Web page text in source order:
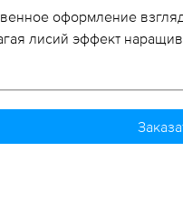
оформление
лисий эффект